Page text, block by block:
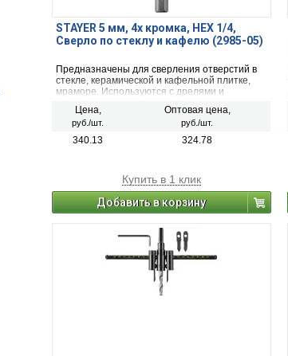
STAYER 5 мм, 4х кромка, HEX 1/4,
Сверло по стеклу и кафелю (2985-05)
Предназначены для сверления отверстий в
стекле, керамической и кафельной плитке,
мраморе. Используются с дрелями и
сверления.
Цена,
руб./шт.
Оптовая цена,
руб./шт.
340.13 324.78
Купить в 1 клик
Добавить в корзину